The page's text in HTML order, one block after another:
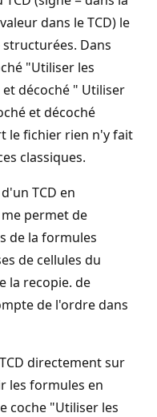
dans le TCD) le
Dans
"Utiliser les
et décoché " Utiliser
et décoché
le fichier rien n'y fait
classiques.
TCD en
permet de
de la formules
de cellules du
la recopie. de
de l'ordre dans
directement sur
les formules en
coche "Utiliser les